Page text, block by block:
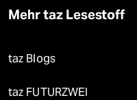
Mehr taz Lesestoff
taz Blogs
taz FUTURZWEI